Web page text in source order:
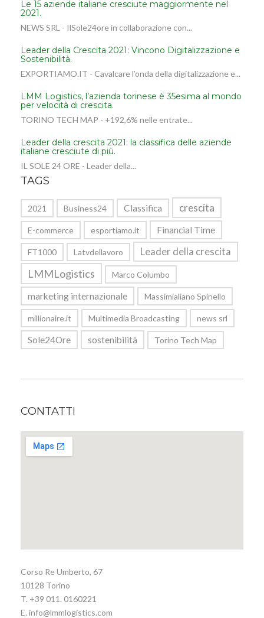
Le 15 aziende italiane cresciute maggiormente nel
2021.
NEWS SRL - IlSole24ore in collaborazione con...
Leader della Crescita 2021: Vincono Digitalizzazione e
Sostenibilità.
EXPORTIAMO.IT - Cavalcare l’onda della digitalizzazione e...
LMM Logistics, l’azienda torinese è 35esima al mondo
per velocità di crescita.
TORINO TECH MAP - +192,6% nelle entrate...
Leader della crescita 2021: la classifica delle aziende
italiane cresciute di più.
IL SOLE 24 ORE - Leader della...
TAGS
2021 Business24 Classifica crescita
E-commerce esportiamo.it Financial Time
FT1000 Latvdellavoro Leader della crescita
LMMLogistics Marco Columbo
marketing internazionale Massimialiano Spinello
millionaire.it Multimedia Broadcasting news srl
Sole24Ore sostenibilità Torino Tech Map
CONTATTI
Corso Re Umberto, 67
10128 Torino
T. +39 011. 0160221
E. info@lmmlogistics.com